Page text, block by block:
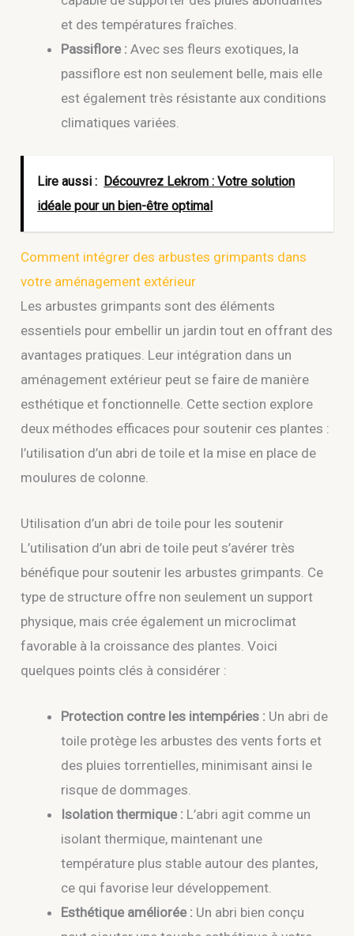
et des températures fraîches.
Passiflore : Avec ses fleurs exotiques, la
passiflore est non seulement belle, mais elle
est également très résistante aux conditions
climatiques variées.
Lire aussi : Découvrez Lekrom : Votre solution
idéale pour un bien-être optimal
Comment intégrer des arbustes grimpants dans
votre aménagement extérieur
Les arbustes grimpants sont des éléments
essentiels pour embellir un jardin tout en offrant des
avantages pratiques. Leur intégration dans un
aménagement extérieur peut se faire de manière
esthétique et fonctionnelle. Cette section explore
deux méthodes efficaces pour soutenir ces plantes :
l’utilisation d’un abri de toile et la mise en place de
moulures de colonne.
Utilisation d’un abri de toile pour les soutenir
L’utilisation d’un abri de toile peut s’avérer très
bénéfique pour soutenir les arbustes grimpants. Ce
type de structure offre non seulement un support
physique, mais crée également un microclimat
favorable à la croissance des plantes. Voici
quelques points clés à considérer :
Protection contre les intempéries : Un abri de
toile protège les arbustes des vents forts et
des pluies torrentielles, minimisant ainsi le
risque de dommages.
Isolation thermique : L’abri agit comme un
isolant thermique, maintenant une
température plus stable autour des plantes,
ce qui favorise leur développement.
Esthétique améliorée : Un abri bien conçu